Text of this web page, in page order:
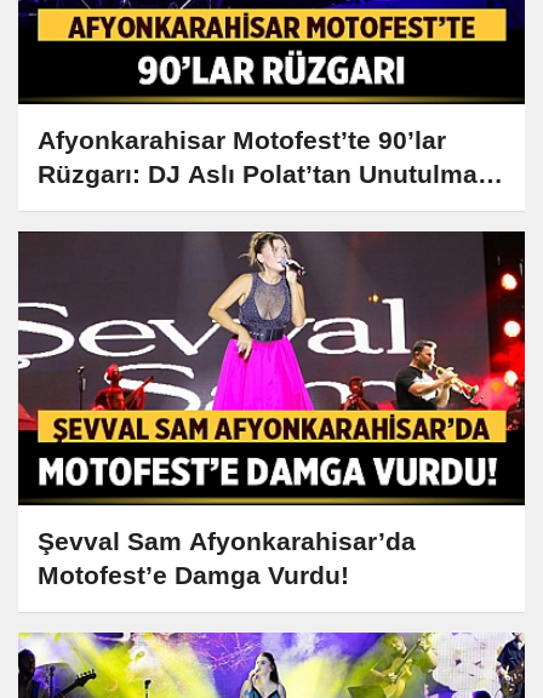
Afyonkarahisar Motofest’te 90’lar
Rüzgarı: DJ Aslı Polat’tan Unutulmaz
Performans!
Şevval Sam Afyonkarahisar’da
Motofest’e Damga Vurdu!